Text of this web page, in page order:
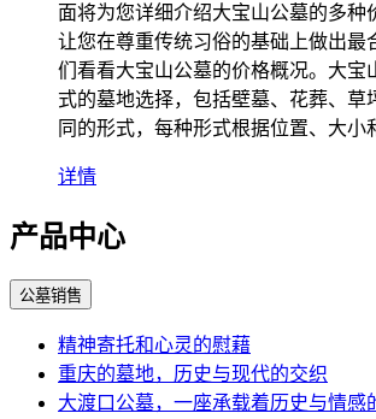
面将为您详细介绍大宝山公墓的多种
让您在尊重传统习俗的基础上做出最
们看看大宝山公墓的价格概况。大宝
式的墓地选择，包括壁墓、花葬、草
同的形式，每种形式根据位置、大小
详情
产品中心
公墓销售
精神寄托和心灵的慰藉
重庆的墓地，历史与现代的交织
大渡口公墓，一座承载着历史与情感